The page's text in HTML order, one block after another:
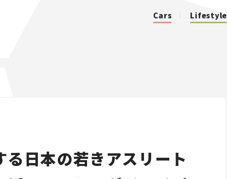
Cars Lifestyle
る日本の若きアスリート
Traffic